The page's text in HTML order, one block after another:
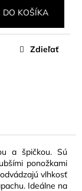
DO KOŠÍKA
Zdieľať
a špičkou. Sú
ponožkami
vlhkosť
Ideálne na